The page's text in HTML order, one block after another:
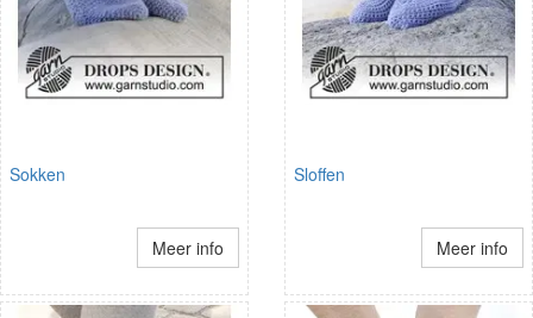
Sokken
Meer info
Sloffen
Meer info